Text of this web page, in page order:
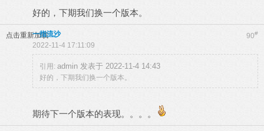
好的，下期我们换一个版本。
点击重新加载 90#
一指流沙
2022-11-4 17:11:09
引用: admin 发表于 2022-11-4 14:43
好的，下期我们换一个版本。
期待下一个版本的表现。。。。